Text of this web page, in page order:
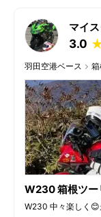
マイ
3.0
羽田空港ベース
W230 箱根ツー
W230 中々楽しく😊